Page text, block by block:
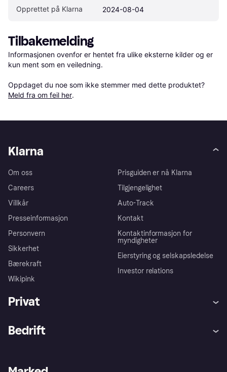
Opprettet på Klarna 2024-08-04
Tilbakemelding
Informasjonen ovenfor er hentet fra ulike eksterne kilder og er
kun ment som en veiledning.
Oppdaget du noe som ikke stemmer med dette produktet?
Meld fra om feil her.
Klarna
Om oss
Careers
Villkår
Presseinformasjon
Personvern
Sikkerhet
Bærekraft
Wikipink
Prisguiden er nå Klarna
Tilgjengelighet
Auto-Track
Kontakt
Kontaktinformasjon for
myndigheter
Eierstyring og selskapsledelse
Investor relations
Privat
Utforsk butikker
Bedrift
Merchant portal